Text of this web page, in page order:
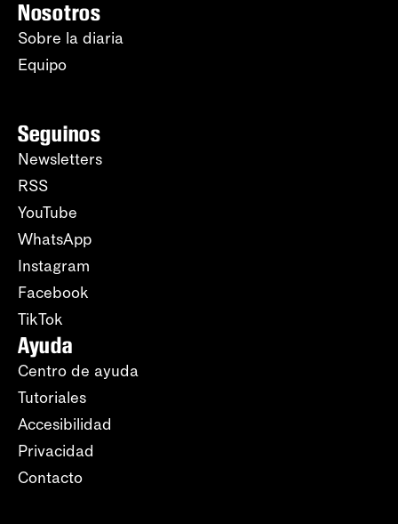
Nosotros
Sobre la diaria
Equipo
Seguinos
Newsletters
RSS
YouTube
WhatsApp
Instagram
Facebook
TikTok
Ayuda
Centro de ayuda
Tutoriales
Accesibilidad
Privacidad
Contacto